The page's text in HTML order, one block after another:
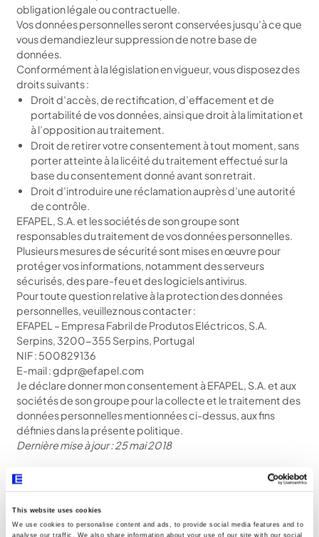
This website uses cookies
We use cookies to personalise content and ads, to provide social media features and to
analyse our traffic. We also share information about your use of our site with our social
obligation légale ou contractuelle.
Vos données personnelles seront conservées jusqu’à ce que
vous demandiez leur suppression de notre base de
données.
Conformément à la législation en vigueur, vous disposez des
droits suivants :
Droit d’accès, de rectification, d’effacement et de
portabilité de vos données, ainsi que droit à la limitation et
à l’opposition au traitement.
Droit de retirer votre consentement à tout moment, sans
porter atteinte à la licéité du traitement effectué sur la
base du consentement donné avant son retrait.
Droit d’introduire une réclamation auprès d’une autorité
de contrôle.
EFAPEL, S.A. et les sociétés de son groupe sont
responsables du traitement de vos données personnelles.
Plusieurs mesures de sécurité sont mises en œuvre pour
protéger vos informations, notamment des serveurs
sécurisés, des pare-feu et des logiciels antivirus.
Pour toute question relative à la protection des données
personnelles, veuillez nous contacter :
EFAPEL – Empresa Fabril de Produtos Eléctricos, S.A.
Serpins, 3200-355 Serpins, Portugal
NIF : 500829136
E-mail : gdpr@efapel.com
Je déclare donner mon consentement à EFAPEL, S.A. et aux
sociétés de son groupe pour la collecte et le traitement des
données personnelles mentionnées ci-dessus, aux fins
définies dans la présente politique.
Dernière mise à jour : 25 mai 2018
BIM
Conformément au Règlement général sur la protection des